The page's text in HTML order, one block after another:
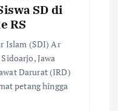
SD di
RS
Islam (SDI) Ar
Jawa
Darurat (IRD)
petang hingga